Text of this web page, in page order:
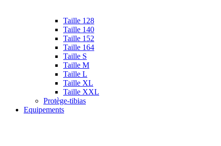
Taille 128
Taille 140
Taille 152
Taille 164
Taille S
Taille M
Taille L
Taille XL
Taille XXL
Protège-tibias
Equipements